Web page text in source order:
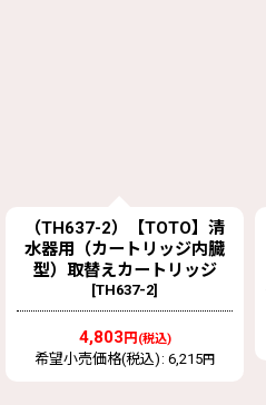
（TH637-2）【TOTO】清
水器用（カートリッジ内臓
型）取替えカートリッジ
[TH637-2]
4,803 円 (税込)
希望小売価格(税込) : 6,215円